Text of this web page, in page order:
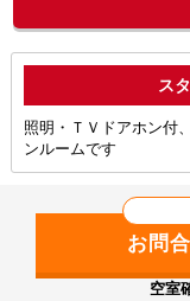
照明・ＴＶドアホン付
ンルームです
空室